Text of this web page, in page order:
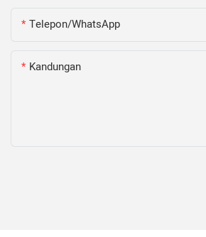
Telepon/WhatsApp
Kandungan